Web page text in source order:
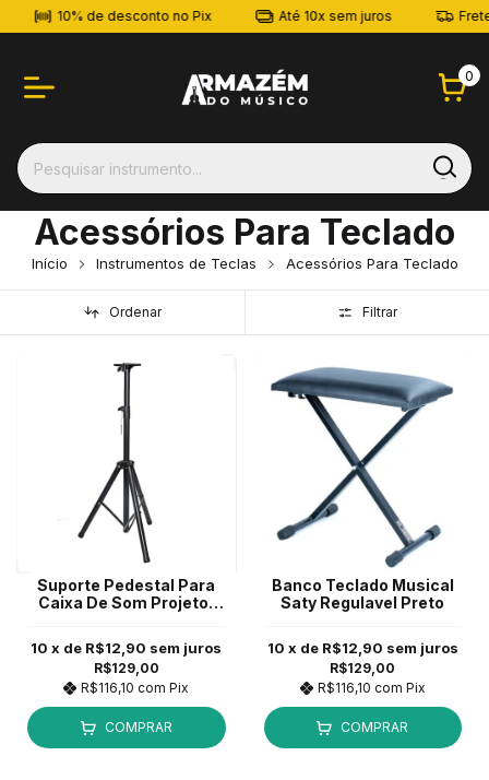
10% de desconto no Pix Até 10x sem juros Frete
0
Acessórios Para Teclado
Início Instrumentos de Teclas Acessórios Para Teclado
Ordenar Filtrar
Suporte Pedestal Para
Caixa De Som Projetor
R$129,00
R$116,10com Pix
10 x de R$12,90 sem juros
COMPRAR
Banco Teclado Musical
Saty Regulavel Preto
R$129,00
R$116,10 com Pix
10 x de R$12,90 sem juros
COMPRAR